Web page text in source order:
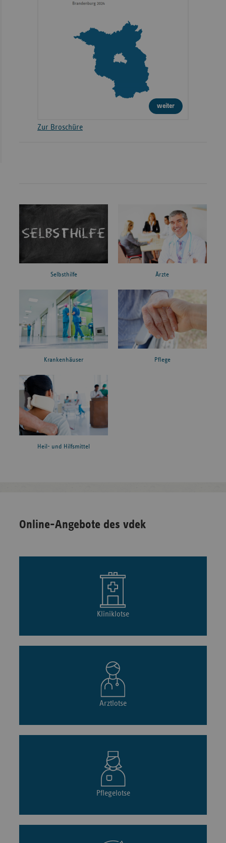
weiter
Zur Broschüre
Selbsthilfe Ärzte
Krankenhäuser Pflege
Heil- und Hilfsmittel
Online-Angebote des vdek
Kliniklotse
Arztlotse
Pflegelotse